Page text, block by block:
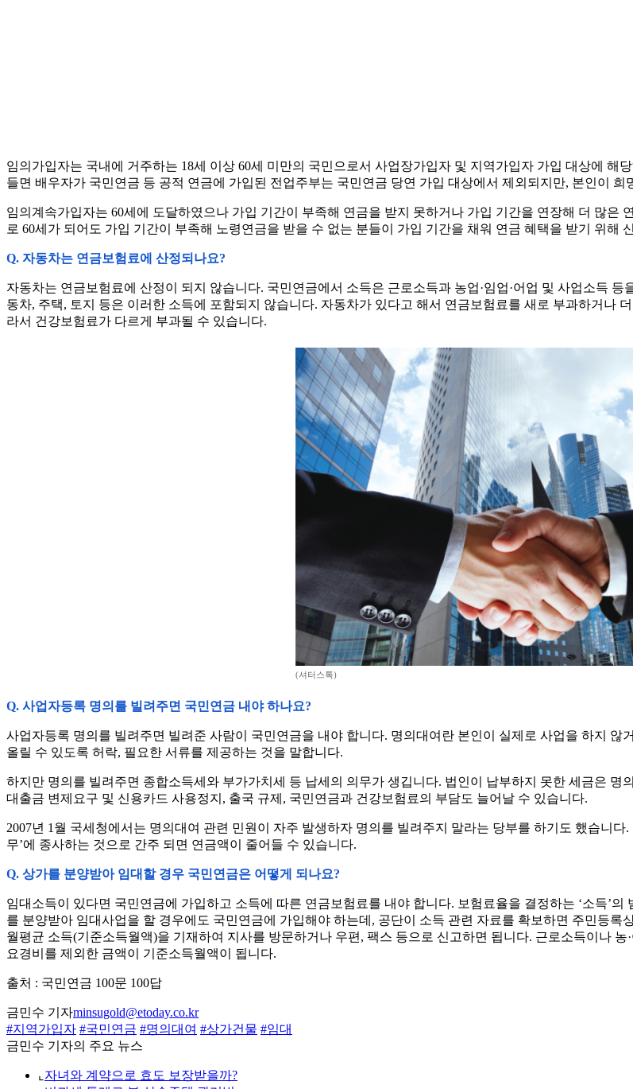
임의가입자는 국내에 거주하는 18세 이상 60세 미만의 국민으로서 사업장가입자 및 지역가입자 가입 대상에 해
들면 배우자가 국민연금 등 공적 연금에 가입된 전업주부는 국민연금 당연 가입 대상에서 제외되지만, 본인이
임의계속가입자는 60세에 도달하였으나 가입 기간이 부족해 연금을 받지 못하거나 가입 기간을 연장해 더 많은
로 60세가 되어도 가입 기간이 부족해 노령연금을 받을 수 없는 분들이 가입 기간을 채워 연금 혜택을 받기 위해
Q. 자동차는 연금보험료에 산정되나요?
자동차는 연금보험료에 산정이 되지 않습니다. 국민연금에서 소득은 근로소득과 농업·임업·어업 및 사업소득
동차, 주택, 토지 등은 이러한 소득에 포함되지 않습니다. 자동차가 있다고 해서 연금보험료를 새로 부과하거나
라서 건강보험료가 다르게 부과될 수 있습니다.
(셔터스톡)
Q. 사업자등록 명의를 빌려주면 국민연금 내야 하나요?
사업자등록 명의를 빌려주면 빌려준 사람이 국민연금을 내야 합니다. 명의대여란 본인이 실제로 사업을 하지
올릴 수 있도록 허락, 필요한 서류를 제공하는 것을 말합니다.
하지만 명의를 빌려주면 종합소득세와 부가가치세 등 납세의 의무가 생깁니다. 법인이 납부하지 못한 세금은 명
대출금 변제요구 및 신용카드 사용정지, 출국 규제, 국민연금과 건강보험료의 부담도 늘어날 수 있습니다.
2007년 1월 국세청에서는 명의대여 관련 민원이 자주 발생하자 명의를 빌려주지 말라는 당부를 하기도 했습니
무’에 종사하는 것으로 간주 되면 연금액이 줄어들 수 있습니다.
Q. 상가를 분양받아 임대할 경우 국민연금은 어떻게 되나요?
임대소득이 있다면 국민연금에 가입하고 소득에 따른 연금보험료를 내야 합니다. 보험료율을 결정하는 ‘소득’
를 분양받아 임대사업을 할 경우에도 국민연금에 가입해야 하는데, 공단이 소득 관련 자료를 확보하면 주민등
월평균 소득(기준소득월액)을 기재하여 지사를 방문하거나 우편, 팩스 등으로 신고하면 됩니다. 근로소득이나
요경비를 제외한 금액이 기준소득월액이 됩니다.
출처 : 국민연금 100문 100답
금민수 기자minsugold@etoday.co.kr
#지역가입자 #국민연금 #명의대여 #상가건물 #임대
금민수 기자의 주요 뉴스
⌞ 자녀와 계약으로 효도 보장받을까?